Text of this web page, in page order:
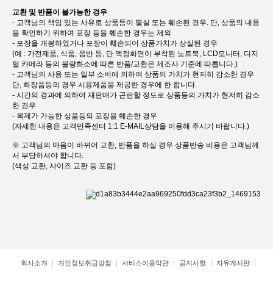
교환 및 반품이 불가능한 경우
- 고객님의 책임 있는 사유로 상품등이 멸실 또는 훼손된 경우. 단, 상품의 내용
을 확인하기 위하여 포장 등을 훼손한 경우는 제외
- 포장을 개봉하였거나 포장이 훼손되어 상품가치가 상실된 경우
(예 : 가전제품, 식품, 음반 등, 단 액정화면이 부착된 노트북, LCD모니터, 디지
털 카메라 등의 불량화소에 따른 반품/교환은 제조사 기준에 따릅니다.)
- 고객님의 사용 또는 일부 소비에 의하여 상품의 가치가 현저히 감소한 경우
단, 화장품등의 경우 시용제품을 제공한 경우에 한 합니다.
- 시간의 경과에 의하여 재판매가 곤란할 정도로 상품등의 가치가 현저히 감소
한 경우
- 복제가 가능한 상품등의 포장을 훼손한 경우
(자세한 내용은 고객만족센터 1:1 E-MAIL상담을 이용해 주시기 바랍니다.)
※ 고객님의 마음이 바뀌어 교환, 반품을 하실 경우 상품반송 비용은 고객님께
서 부담하셔야 합니다.
(색상 교환, 사이즈 교환 등 포함)
회사소개 개인정보취급방침 서비스이용약관 공지사항 자유게시판